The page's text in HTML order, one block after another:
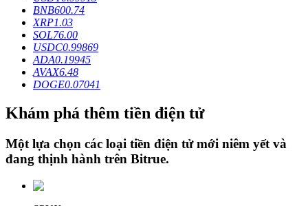
Khoản vay
BNB600.74
XRP1.03
SOL76.00
USDC0.99869
ADA0.19945
AVAX6.48
DOGE0.07041
Khám phá thêm tiền điện tử
Một lựa chọn các loại tiền điện tử mới niêm yết và
đang thịnh hành trên Bitrue.